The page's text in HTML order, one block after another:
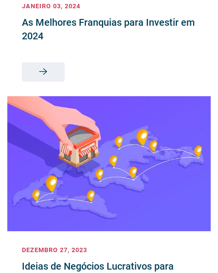
JANEIRO 03, 2024
As Melhores Franquias para Investir em
2024
DEZEMBRO 27, 2023
Ideias de Negócios Lucrativos para